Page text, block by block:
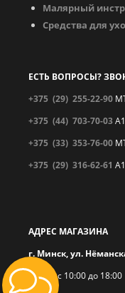
Малярный
Средства для
ЕСТЬ ВОПРОСЫ?
+375 (29) 255-22-90
+375 (44) 703-70-03A1
+375 (33) 353-76-00
+375 (29) 316-62-61 A1
АДРЕС МАГАЗИНА
г. Минск, ул.
ПН-ПТ с 10:00 до 18:00